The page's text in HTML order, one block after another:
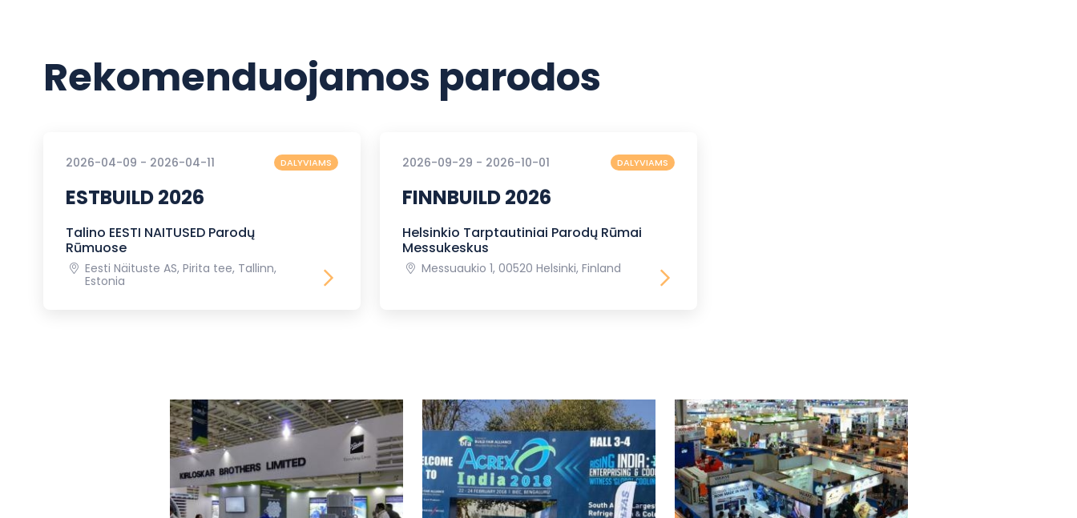
Rekomenduojamos parodos
2026-04-09 - 2026-04-11 DALYVIAMS
ESTBUILD 2026
Talino EESTI NAITUSED Parodų
Rūmuose
Eesti Näituste AS, Pirita tee, Tallinn,
Estonia
2026-09-29 - 2026-10-01 DALYVIAMS
FINNBUILD 2026
Helsinkio Tarptautiniai Parodų Rūmai
Messukeskus
Messuaukio 1, 00520 Helsinki, Finland